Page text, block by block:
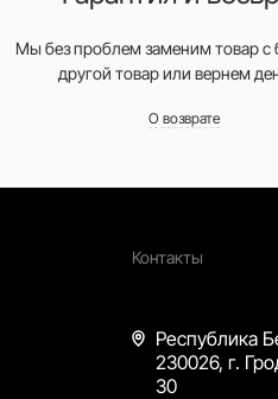
Мы без проблем заменим товар с
другой товар или вернем
О возврате
Контакты
Республика
230026, г.
30